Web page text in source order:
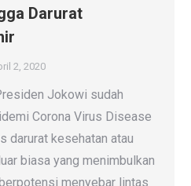
Darurat
2, 2020
Jokowi sudah
Corona Virus Disease
darurat kesehatan atau
biasa yang menimbulkan
menyebar lintas